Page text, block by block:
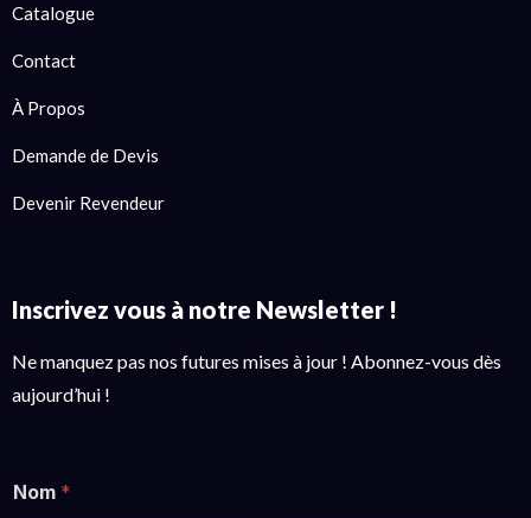
Catalogue
Contact
À Propos
Demande de Devis
Devenir Revendeur
Inscrivez vous à notre Newsletter !
Ne manquez pas nos futures mises à jour ! Abonnez-vous dès
aujourd’hui !
Nom *